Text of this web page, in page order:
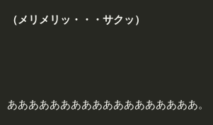
（メリメリッ・・・サクッ）
ああああああああああああああああああ。